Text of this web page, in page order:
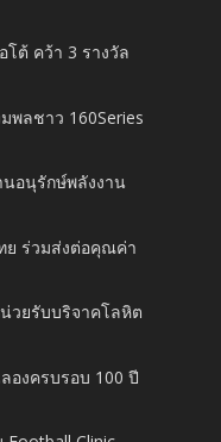
โต้ คว้า 3 รางวัล
พลชาว 160Series
อนุรักษ์พลังงาน
ย ร่วมส่งต่อคุณค่า
วยรับบริจาคโลหิต
องครบรอบ 100 ปี